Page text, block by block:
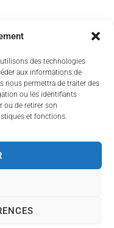
des technologies
aux informations de
nous permettra de traiter des
ou les identifiants
ou de retirer son
et fonctions.